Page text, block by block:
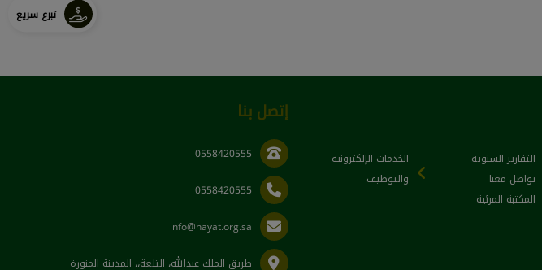
التقارير السنوية
تواصل معنا
المكتبة المرئية
الخدمات الإلكترونية
والتوظيف
إتصل بنا
0558420555
0558420555
info@hayat.org.sa
طريق الملك عبدالله، التلعة،، المدينة المنورة
تبرع سريع